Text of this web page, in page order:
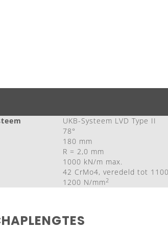
UKB-Systeem LVD Type II
78°
180 mm
R = 2,0 mm
1000 kN/m max.
42 CrMo4, veredeld tot
1200 N/mm2